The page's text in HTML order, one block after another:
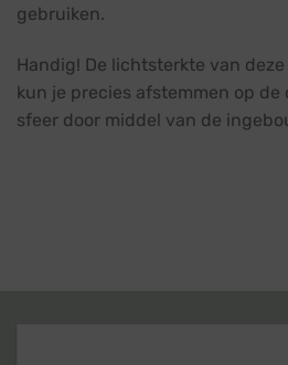
gebruiken.
Handig! De lichtsterkte van
kun je precies afstemmen op de
sfeer door middel van de